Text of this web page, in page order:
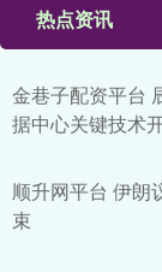
热点资讯
金巷子配资平台
据中心关键技术
顺升网平台 伊朗
束